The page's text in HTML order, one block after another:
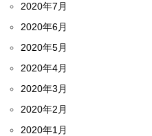
2020年7月
2020年6月
2020年5月
2020年4月
2020年3月
2020年2月
2020年1月